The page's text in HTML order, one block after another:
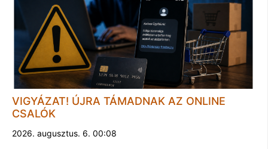
VIGYÁZAT! ÚJRA TÁMADNAK AZ ONLINE
CSALÓK
2026. augusztus. 6. 00:08